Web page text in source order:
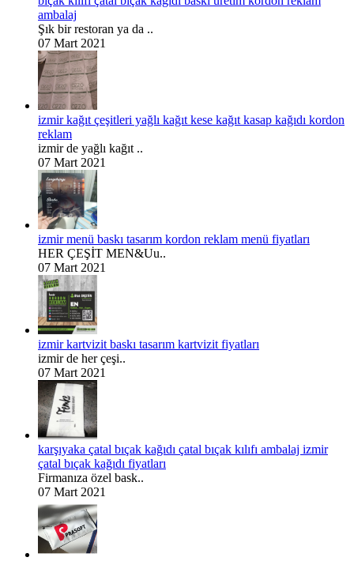
ambalaj
Şık bir restoran ya da ..
07 Mart 2021
izmir kağıt çeşitleri yağlı kağıt kese kağıt kasap kağıdı kordon
reklam
izmir de yağlı kağıt ..
07 Mart 2021
izmir menü baskı tasarım kordon reklam menü fiyatları
HER ÇEŞİT MEN&Uu..
07 Mart 2021
izmir kartvizit baskı tasarım kartvizit fiyatları
izmir de her çeşi..
07 Mart 2021
karşıyaka çatal bıçak kağıdı çatal bıçak kılıfı ambalaj izmir
çatal bıçak kağıdı fiyatları
Firmanıza özel bask..
07 Mart 2021